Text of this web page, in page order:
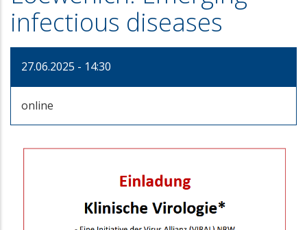
infectious diseases
27.06.2025 - 14:30
online